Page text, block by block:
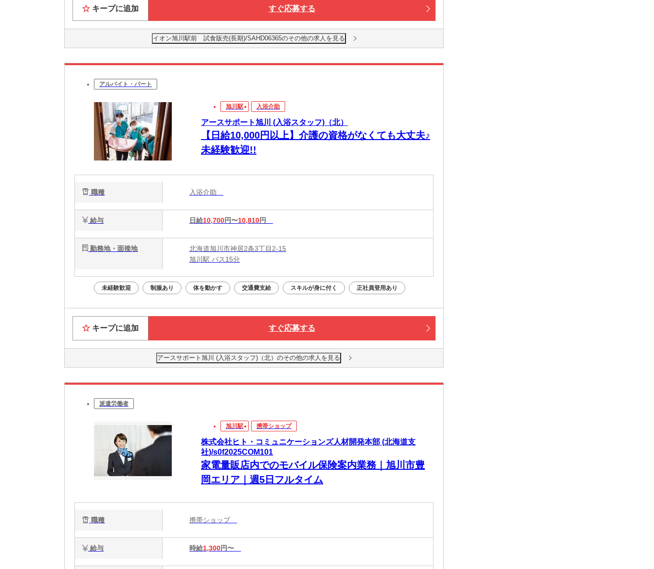
キープに追加 すぐ応募する
イオン旭川駅前 試食販売(長期)/SAHD06365のその他の求人を見る
アルバイト・パート
旭川駅 入浴介助
アースサポート旭川 (入浴スタッフ)（北）
【日給10,000円以上】介護の資格がなくても大丈夫♪
未経験歓迎!!
職種 入浴介助
給与 日給10,700円〜10,810円
勤務地・面接地
北海道旭川市神居2条3丁目2-15
旭川駅 バス15分
未経験歓迎 制服あり 体を動かす 交通費支給 スキルが身に付く 正社員登用あり
キープに追加 すぐ応募する
アースサポート旭川 (入浴スタッフ)（北）のその他の求人を見る
派遣労働者
旭川駅 携帯ショップ
株式会社ヒト・コミュニケーションズ人材開発本部 (北海道支
社)/s0f2025COM101
家電量販店内でのモバイル保険案内業務｜旭川市豊
岡エリア｜週5日フルタイム
職種 携帯ショップ
給与 時給1,300円〜